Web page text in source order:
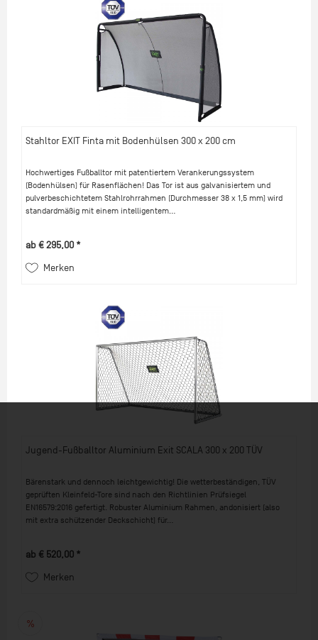
Stahltor EXIT Finta mit Bodenhülsen 300 x 200 cm
Hochwertiges Fußballtor mit patentiertem Verankerungssystem
(Bodenhülsen) für Rasenflächen! Das Tor ist aus galvanisiertem und
pulverbeschichtetem Stahlrohrrahmen (Durchmesser 38 x 1,5 mm) wird
standardmäßig mit einem intelligentem...
ab € 295,00 *
Merken
Jugend-Fußballtor Aluminium Exit SCALA 300 x 200 TÜV
Bärenstark und dennoch leichtgewichtig! Die wetterbeständigen, TÜV
geprüften Kleinfeld-Tore sind nach den Richtlinien Prüfsiegel
EN16579:2016 gefertigt. Robuster Aluminium Rahmen, andonisiert (also
mit extra schützender Deckschicht) für...
ab € 520,00 *
Merken